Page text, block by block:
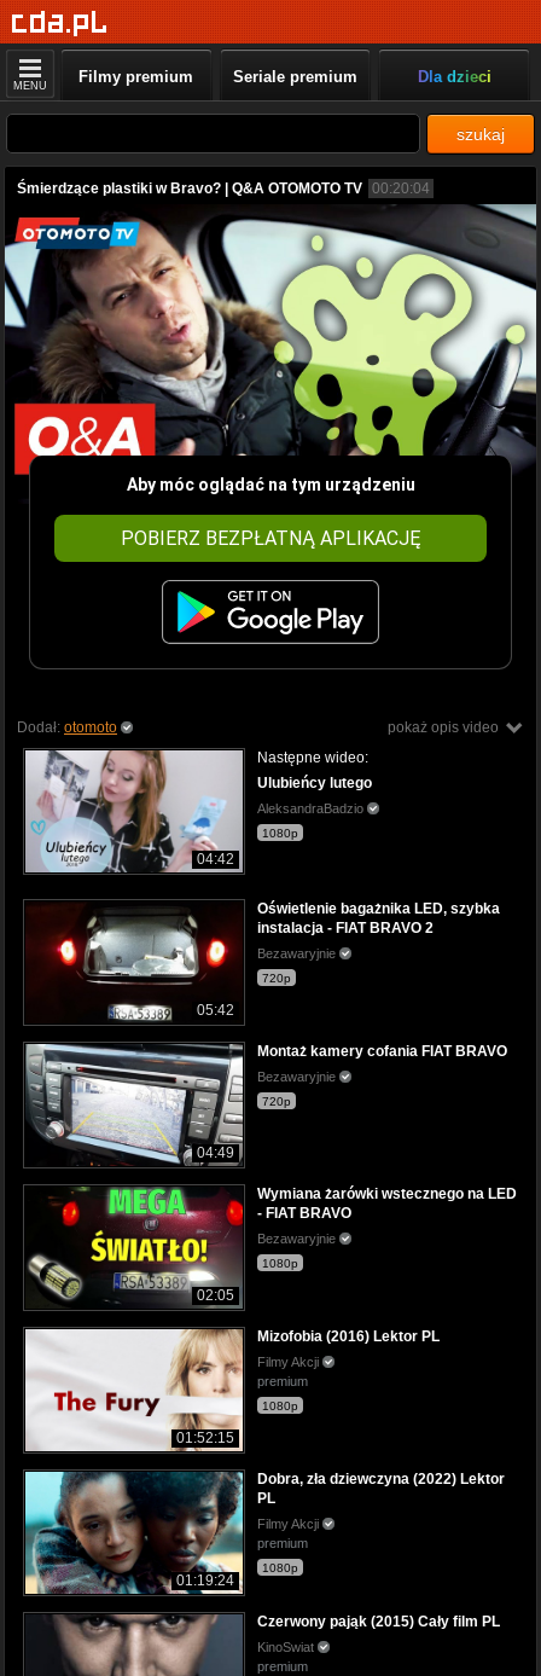
MENU Filmy premium Seriale premium Dla dzieci
szukaj
Śmierdzące plastiki w Bravo? | Q&A OTOMOTO TV 00:20:04
Aby móc oglądać na tym urządzeniu
POBIERZ BEZPŁATNĄ APLIKACJĘ
pokaż opis video
Dodał: otomoto
04:42
Następne wideo:
Ulubieńcy lutego
AleksandraBadzio
1080p
05:42
Oświetlenie bagażnika LED, szybka
instalacja - FIAT BRAVO 2
Bezawaryjnie
720p
04:49
Montaż kamery cofania FIAT BRAVO
Bezawaryjnie
720p
02:05
Wymiana żarówki wstecznego na LED
- FIAT BRAVO
Bezawaryjnie
1080p
01:52:15
Mizofobia (2016) Lektor PL
Filmy Akcji
premium
1080p
01:19:24
Dobra, zła dziewczyna (2022) Lektor
PL
Filmy Akcji
premium
1080p
Czerwony pająk (2015) Cały film PL
KinoSwiat
premium